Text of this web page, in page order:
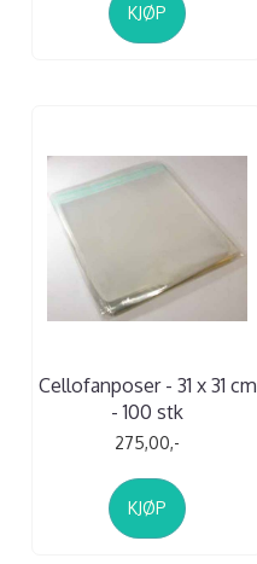
KJØP
Cellofanposer - 31 x 31 cm
- 100 stk
275,00,-
KJØP